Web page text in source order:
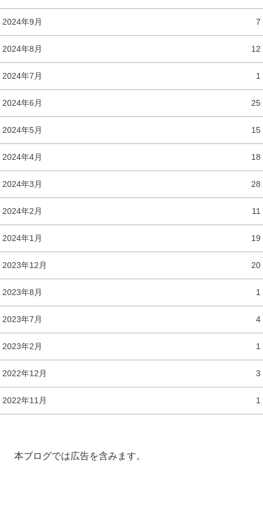
2024年9月 7
2024年8月 12
2024年7月 1
2024年6月 25
2024年5月 15
2024年4月 18
2024年3月 28
2024年2月 11
2024年1月 19
2023年12月 20
2023年8月 1
2023年7月 4
2023年2月 1
2022年12月 3
2022年11月 1
本ブログでは広告を含みます。